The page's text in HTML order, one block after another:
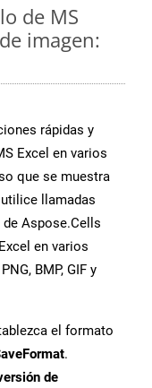
de MS
imagen:
rápidas y
Excel en varios
que se muestra
llamadas
de Aspose.Cells
en varios
BMP, GIF y
el formato
.
de